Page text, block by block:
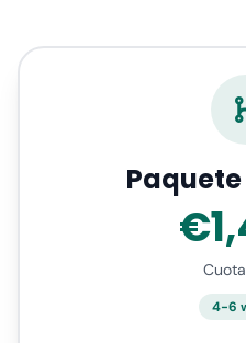
4-6